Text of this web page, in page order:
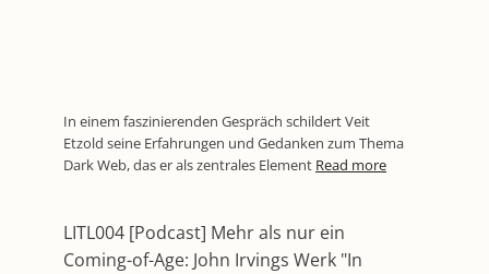
In einem faszinierenden Gespräch schildert Veit
Etzold seine Erfahrungen und Gedanken zum Thema
Dark Web, das er als zentrales Element Read more
LITL004 [Podcast] Mehr als nur ein
Coming-of-Age: John Irvings Werk "In